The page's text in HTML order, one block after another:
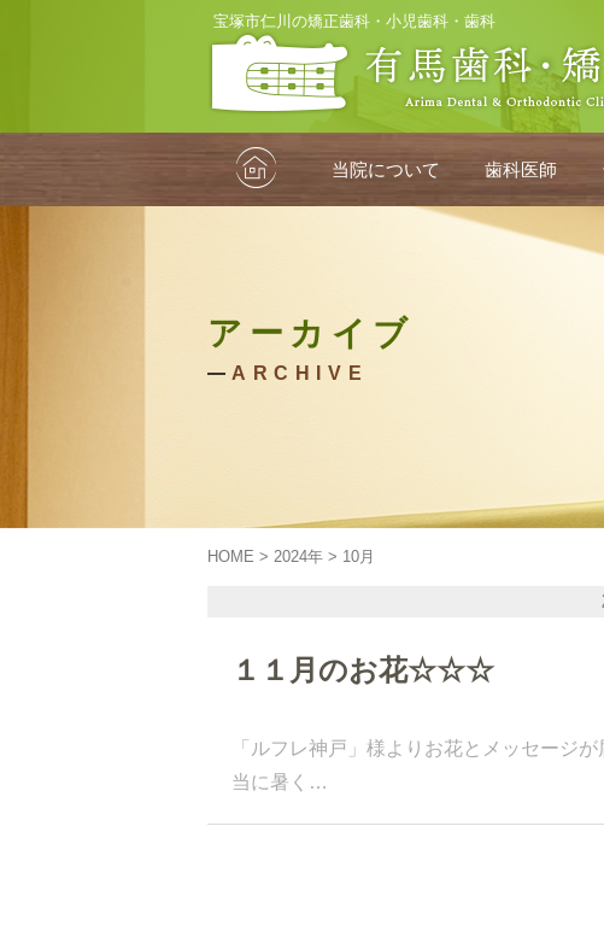
宝塚市仁川の矯正歯科・小児歯科・歯科
HOME 当院について 歯科医師
アーカイブ
ARCHIVE
HOME > 2024年 > 10月
１１月のお花☆☆☆
「ルフレ神戸」様よりお花とメッセージ
当に暑く…